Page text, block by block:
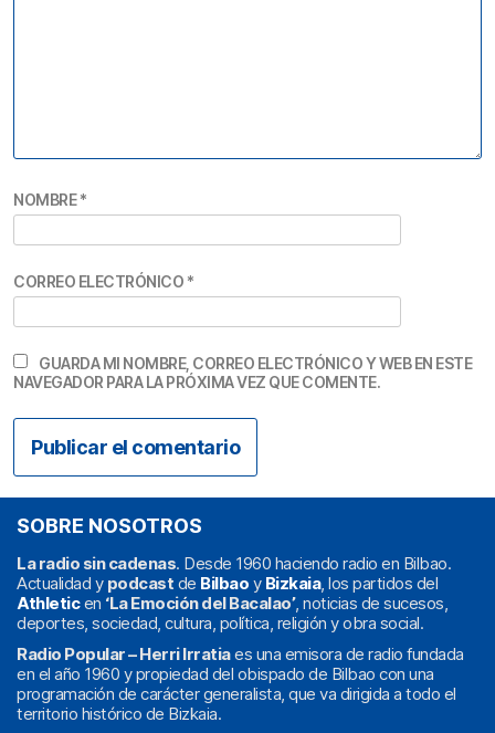
NOMBRE*
CORREO ELECTRÓNICO *
GUARDA MI NOMBRE, CORREO ELECTRÓNICO Y WEB EN ESTE
NAVEGADOR PARA LA PRÓXIMA VEZ QUE COMENTE.
SOBRE NOSOTROS
La radio sin cadenas. Desde 1960 haciendo radio en Bilbao.
Actualidad y podcast de Bilbao y Bizkaia, los partidos del
Athleticen ‘La Emoción del Bacalao’, noticias de sucesos,
deportes, sociedad, cultura, política, religión y obra social.
Radio Popular – Herri Irratiaes una emisora de radio fundada
en el año 1960 y propiedad del obispado de Bilbao con una
programación de carácter generalista, que va dirigida a todo el
territorio histórico de Bizkaia.